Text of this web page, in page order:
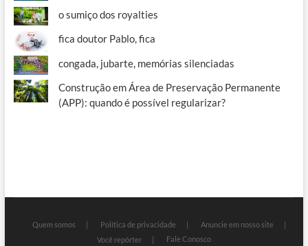
o sumiço dos royalties
fica doutor Pablo, fica
congada, jubarte, memórias silenciadas
Construção em Área de Preservação Permanente
(APP): quando é possível regularizar?
Quem somos Política de privacidade
Anuncie em nosso site
Você repórter
Fale Conosco